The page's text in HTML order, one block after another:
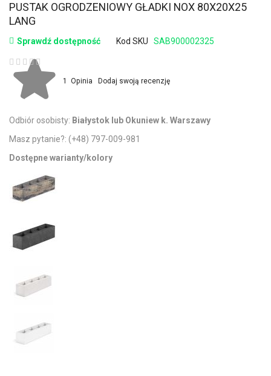
PUSTAK OGRODZENIOWY GŁADKI NOX 80X20X25
LANG
Sprawdź dostępność Kod SKU
SAB900002325
Ocena:
1 Opinia Dodaj swoją recenzję
Odbiór osobisty: Białystok lub Okuniew k. Warszawy
Masz pytanie?: (+48) 797-009-981
Dostępne warianty/kolory